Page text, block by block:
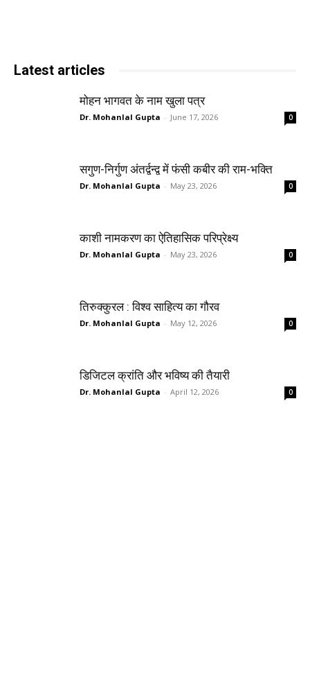
Latest articles
मोहन भागवत के नाम खुला पत्र
Dr. Mohanlal Gupta - June 17, 2026 0
सगुण-निर्गुण अंतर्द्वन्द्व में फंसी कबीर की राम-भक्ति
Dr. Mohanlal Gupta - May 23, 2026 0
काशी नामकरण का ऐतिहासिक परिप्रेक्ष्य
Dr. Mohanlal Gupta - May 23, 2026 0
तिरुक्कुरल : विश्व साहित्य का गौरव
Dr. Mohanlal Gupta - May 12, 2026 0
डिजिटल क्रांति और भविष्य की तैयारी
Dr. Mohanlal Gupta - April 12, 2026 0